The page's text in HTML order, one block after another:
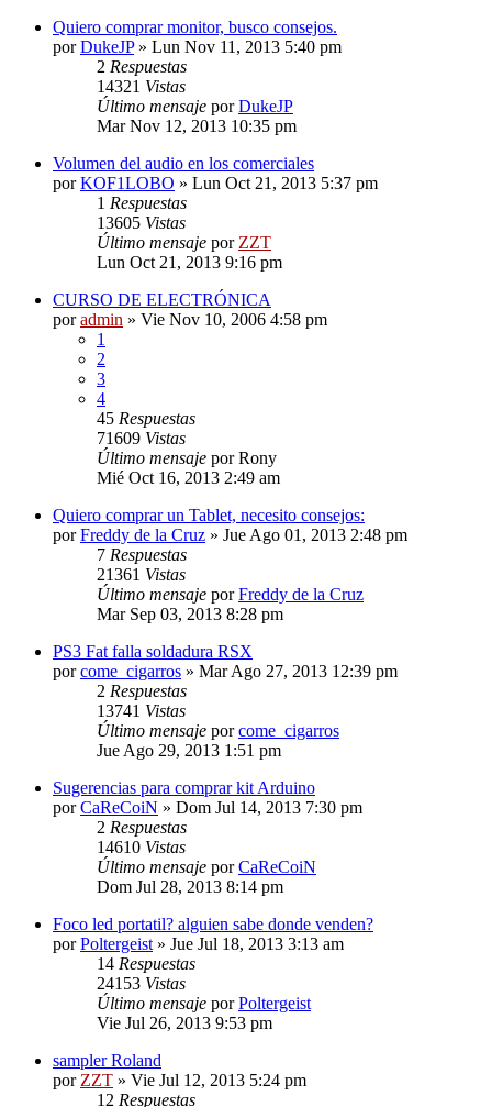
Quiero comprar monitor, busco consejos.
porDukeJP» Lun Nov 11, 2013 5:40 pm
2 Respuestas
14321 Vistas
Último mensaje porDukeJP
Mar Nov 12, 2013 10:35 pm
Volumen del audio en los comerciales
porKOF1LOBO » Lun Oct 21, 2013 5:37 pm
1 Respuestas
13605 Vistas
Último mensaje por ZZT
Lun Oct 21, 2013 9:16 pm
CURSO DE ELECTRÓNICA
poradmin » Vie Nov 10, 2006 4:58 pm
1
2
3
4
45 Respuestas
71609 Vistas
Último mensaje porRony
Mié Oct 16, 2013 2:49 am
Quiero comprar un Tablet, necesito consejos:
porFreddy de la Cruz » Jue Ago 01, 2013 2:48 pm
7 Respuestas
21361 Vistas
Último mensaje porFreddy de la Cruz
Mar Sep 03, 2013 8:28 pm
PS3 Fat falla soldadura RSX
porcome_cigarros » Mar Ago 27, 2013 12:39 pm
2 Respuestas
13741 Vistas
Último mensaje porcome_cigarros
Jue Ago 29, 2013 1:51 pm
Sugerencias para comprar kit Arduino
porCaReCoiN » Dom Jul 14, 2013 7:30 pm
2 Respuestas
14610 Vistas
Último mensaje porCaReCoiN
Dom Jul 28, 2013 8:14 pm
Foco led portatil? alguien sabe donde venden?
porPoltergeist » Jue Jul 18, 2013 3:13 am
14 Respuestas
24153 Vistas
Último mensaje porPoltergeist
Vie Jul 26, 2013 9:53 pm
sampler Roland
por ZZT » Vie Jul 12, 2013 5:24 pm
12 Respuestas